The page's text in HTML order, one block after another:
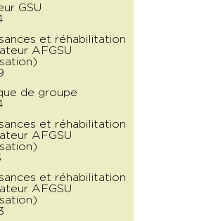
GSU
et réhabilitation
AFGSU
de groupe
et réhabilitation
AFGSU
et réhabilitation
AFGSU